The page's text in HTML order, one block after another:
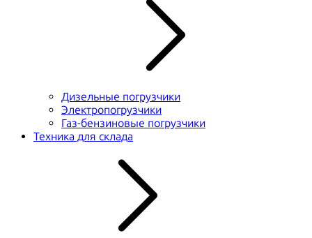
Дизельные погрузчики
Электропогрузчики
Газ-бензиновые погрузчики
Техника для склада